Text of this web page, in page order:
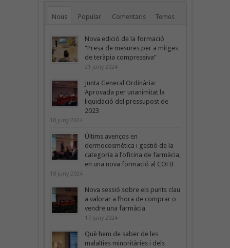
Nous Popular Comentaris Temes
Nova edició de la formació
“Presa de mesures per a mitges
de teràpia compressiva”
21 juny 2024
Junta General Ordinària:
Aprovada per unanimitat la
liquidació del pressupost de
2023
18 juny 2024
Últims avenços en
dermocosmètica i gestió de la
categoria a l’oficina de farmàcia,
en una nova formació al COFB
18 juny 2024
Nova sessió sobre els punts clau
a valorar a l’hora de comprar o
vendre una farmàcia
17 juny 2024
Què hem de saber de les
malalties minoritàries i dels